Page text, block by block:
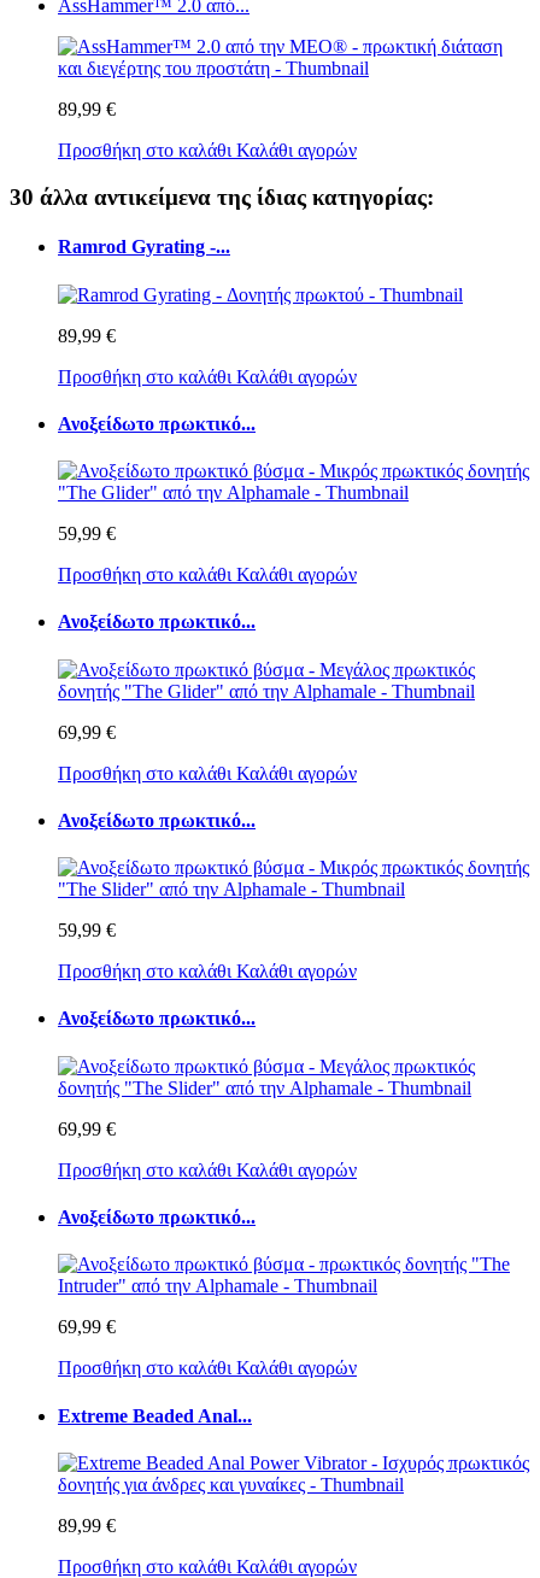
AssHammer™ 2.0 από...
89,99 €
Προσθήκη στο καλάθι Καλάθι αγορών
30 άλλα αντικείμενα της ίδιας κατηγορίας:
Ramrod Gyrating -...
89,99 €
Προσθήκη στο καλάθι Καλάθι αγορών
Ανοξείδωτο πρωκτικό...
59,99 €
Προσθήκη στο καλάθι Καλάθι αγορών
Ανοξείδωτο πρωκτικό...
69,99 €
Προσθήκη στο καλάθι Καλάθι αγορών
Ανοξείδωτο πρωκτικό...
59,99 €
Προσθήκη στο καλάθι Καλάθι αγορών
Ανοξείδωτο πρωκτικό...
69,99 €
Προσθήκη στο καλάθι Καλάθι αγορών
Ανοξείδωτο πρωκτικό...
69,99 €
Προσθήκη στο καλάθι Καλάθι αγορών
Extreme Beaded Anal...
89,99 €
Προσθήκη στο καλάθι Καλάθι αγορών